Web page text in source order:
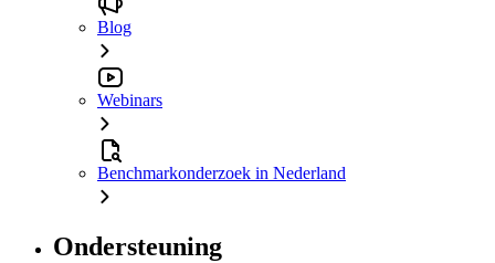
Blog
Webinars
Benchmarkonderzoek in Nederland
Ondersteuning